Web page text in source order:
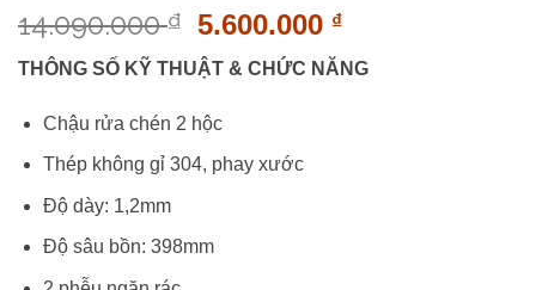
14.090.000₫
Giá
gốc
là:
14.090.000 ₫.
5.600.000 ₫Giá
tại
THÔNG SỐ KỸ THUẬT & CHỨC NĂNG
Chậu rửa chén 2 hộc
Thép không gỉ 304, phay xước
Độ dày: 1,2mm
Độ sâu bồn: 398mm